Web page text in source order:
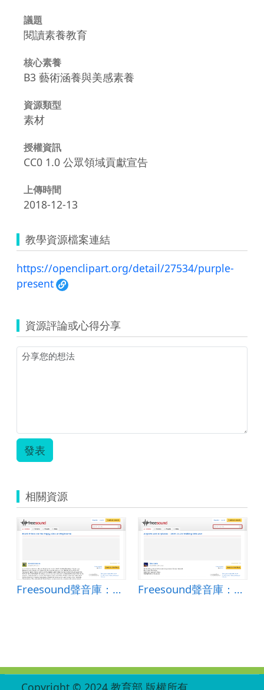
議題
閱讀素養教育
核心素養
B3 藝術涵養與美感素養
資源類型
素材
授權資訊
CC0 1.0 公眾領域貢獻宣告
上傳時間
2018-12-13
教學資源檔案連結
https://openclipart.org/detail/27534/purple-
present
資源評論或心得分享
發表
相關資源
Freesound聲音庫：Black Prince on the Poppy Line at Weybourne Freesound聲音庫：2015-11-23 Walking DEN.wav
Copyright © 2024 教育部 版權所有